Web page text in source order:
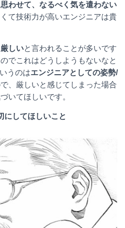
わせて、なるべく気を遣わない
て技術力が高いエンジニアは貴
厳しいと言われることが多いです
でこれはどうしようもないなと
うのはエンジニアとしての姿勢/
、厳しいと感じてしまった場合
いてほしいです。
にしてほしいこと